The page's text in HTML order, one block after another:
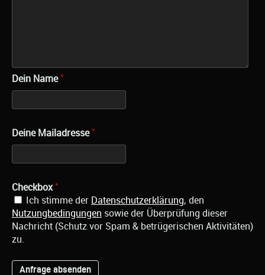
Dein Name *
Deine Mailadresse *
Checkbox *
Ich stimme der Datenschutzerklärung, den
Nutzungbedingungen sowie der Überprüfung dieser
Nachricht (Schutz vor Spam & betrügerischen Aktivitäten)
zu.